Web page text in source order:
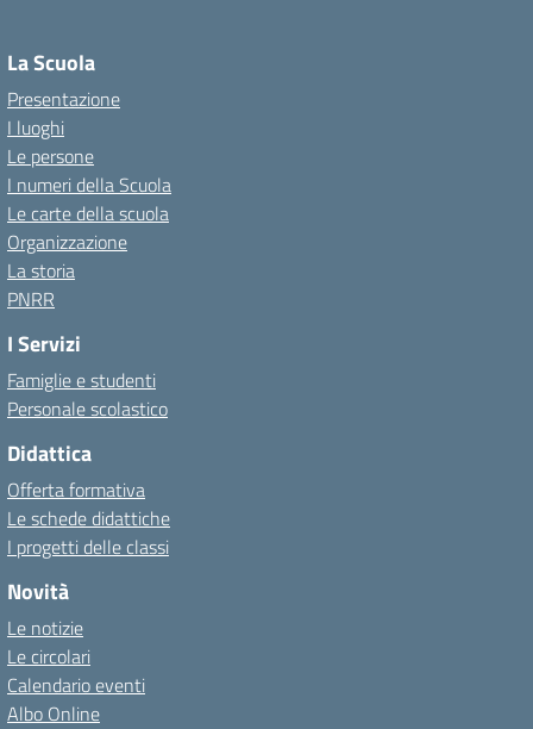
La Scuola
Presentazione
I luoghi
Le persone
I numeri della Scuola
Le carte della scuola
Organizzazione
La storia
PNRR
I Servizi
Famiglie e studenti
Personale scolastico
Didattica
Offerta formativa
Le schede didattiche
I progetti delle classi
Novità
Le notizie
Le circolari
Calendario eventi
Albo Online